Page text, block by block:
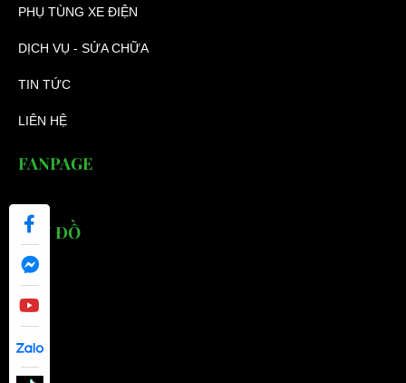
PHỤ TÙNG XE ĐIỆN
DỊCH VỤ - SỬA CHỮA
TIN TỨC
LIÊN HỆ
FANPAGE
BẢN ĐỒ